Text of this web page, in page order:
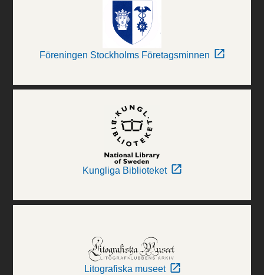
Föreningen Stockholms Företagsminnen
Kungliga Biblioteket
Litografiska museet